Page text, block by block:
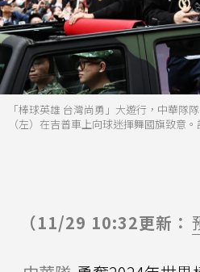
「棒球英雄 台灣尚勇」大遊行，中華隊
（左）在吉普車上向球迷揮舞國旗致意
（11/29 10:32更新：